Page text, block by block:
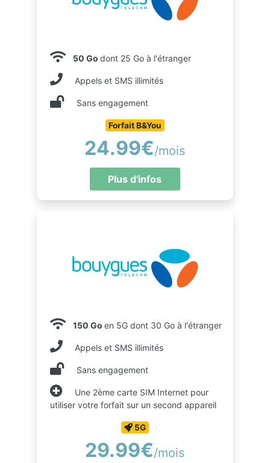
50 Go dont 25 Go à l'étranger
Appels et SMS illimités
Sans engagement
Forfait B&You
24.99€/mois
Plus d'infos
150 Go en 5G dont 30 Go à l'étranger
Appels et SMS illimités
Sans engagement
Une 2ème carte SIM Internet pour
utiliser votre forfait sur un second appareil
5G
29.99€/mois